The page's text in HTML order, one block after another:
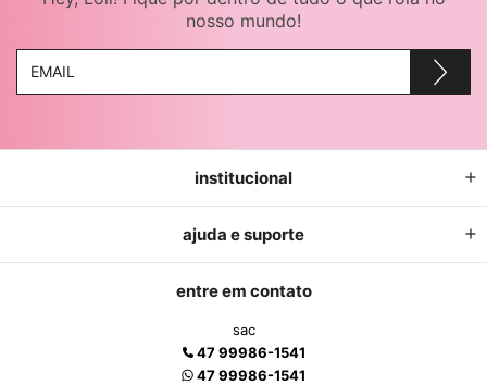
nosso mundo!
institucional
ajuda e suporte
entre em contato
sac
47 99986-1541
47 99986-1541